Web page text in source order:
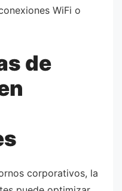
WiFi o
de
corporativos, la